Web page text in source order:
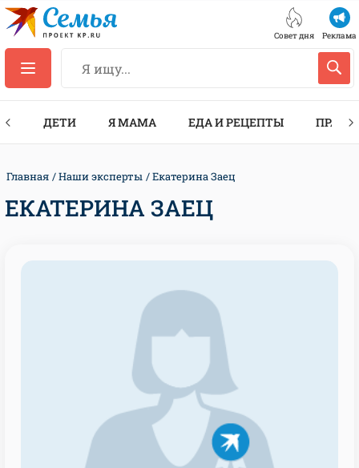
Совет дня Реклама
ДЕТИ Я МАМА ЕДА И РЕЦЕПТЫ
Главная Наши эксперты Екатерина Заец
ЕКАТЕРИНА ЗАЕЦ